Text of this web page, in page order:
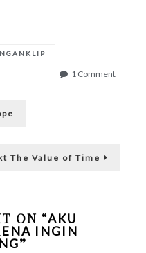
1 Commenton
Next
The Value of Time
ON “AKU
INGIN
”